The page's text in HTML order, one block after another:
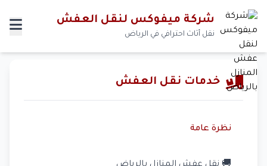
شركة ميفوكس لنقل العفش
نقل أثاث احترافي في الرياض
خدمات نقل العفش
نظرة عامة